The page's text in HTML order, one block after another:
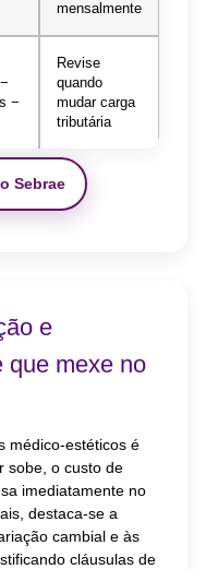
mensalmente
−
Revise
quando
mudar carga
tributária
Sebrae
e
que mexe no
médico-estéticos é
sobe, o custo de
imediatamente no
destaca-se a
cambial e às
cláusulas de